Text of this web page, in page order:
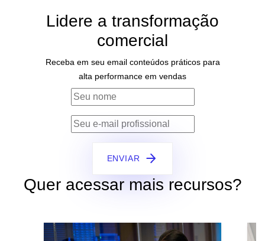
Lidere a transformação
comercial
Receba em seu email conteúdos práticos para
alta performance em vendas
ENVIAR
Quer acessar mais recursos?